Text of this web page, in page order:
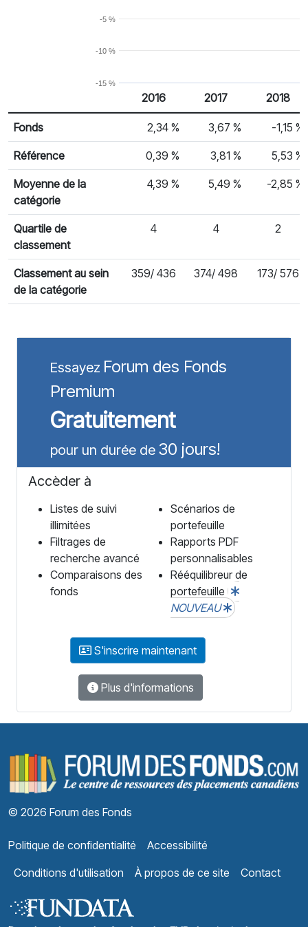
-15 %
-10 %
-5 %
Rendement par année civile
% Rendement
2016 2017 2018
Fonds 2,34 % 3,67 % -1,15 %
Référence 0,39 % 3,81 % 5,53 %
Moyenne de la
catégorie
4,39 % 5,49 % -2,85 %
Quartile de
classement
4 4 2
Classement au sein
de la catégorie
359/ 436 374/ 498 173/ 576
Essayez Forum des Fonds
Premium
Gratuitement
pour un durée de 30 jours!
Accèder à
Listes de suivi
illimitées
Filtrages de
recherche avancé
Comparaisons des
fonds
Scénarios de
portefeuille
Rapports PDF
personnalisables
Rééquilibreur de
portefeuille
NOUVEAU
S'inscrire maintenant
Plus d'informations
© 2026 Forum des Fonds
Politique de confidentialité
Accessibilité
Conditions d'utilisation
À propos de ce site Contact